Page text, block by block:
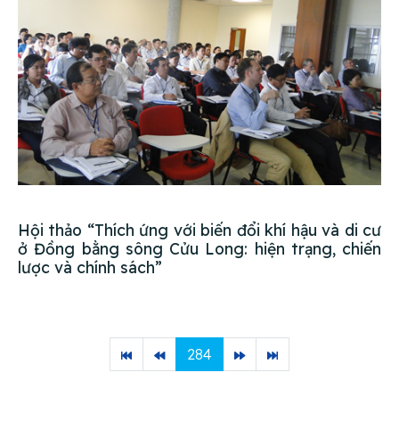
Hội thảo “Thích ứng với biến đổi khí hậu và di cư
ở Đồng bằng sông Cửu Long: hiện trạng, chiến
lược và chính sách”
284